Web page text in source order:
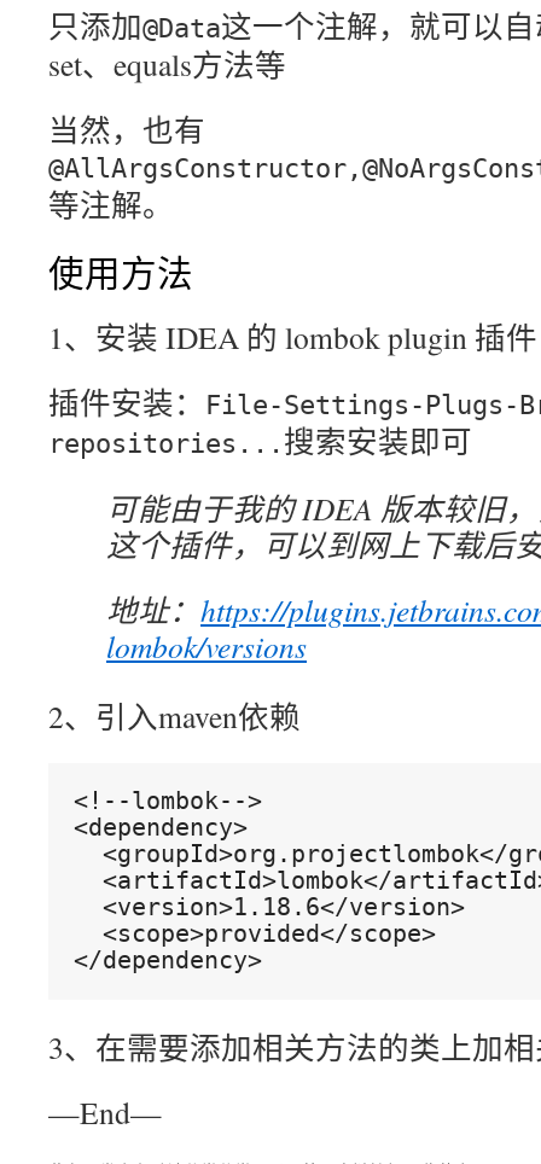
只添加@Data这一个注解，就可以
set、equals方法等
当然，也有
等注解。
使用方法
1、安装 IDEA 的 lombok plugin 插件
插件安装：
File-Settings-Plugs-
repositories... 搜索安装即可
可能由于我的 IDEA 版本较旧
这个插件，可以到网上下载后
地址： https://
lombok/versions
2、引入maven依赖
<!--lombok-->
<dependency>
<groupId>org.projectlombok</
<artifactId>lombok</
<version>1.18.6</version>
<scope>provided</scope>
</dependency>
3、在需要添加相关方法的类上加
—End—